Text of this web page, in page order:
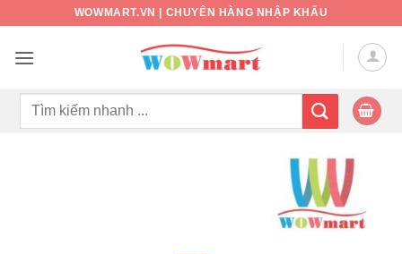
nội
WOWMART.VN | CHUYÊN HÀNG NHẬP KHẨU
Tìm